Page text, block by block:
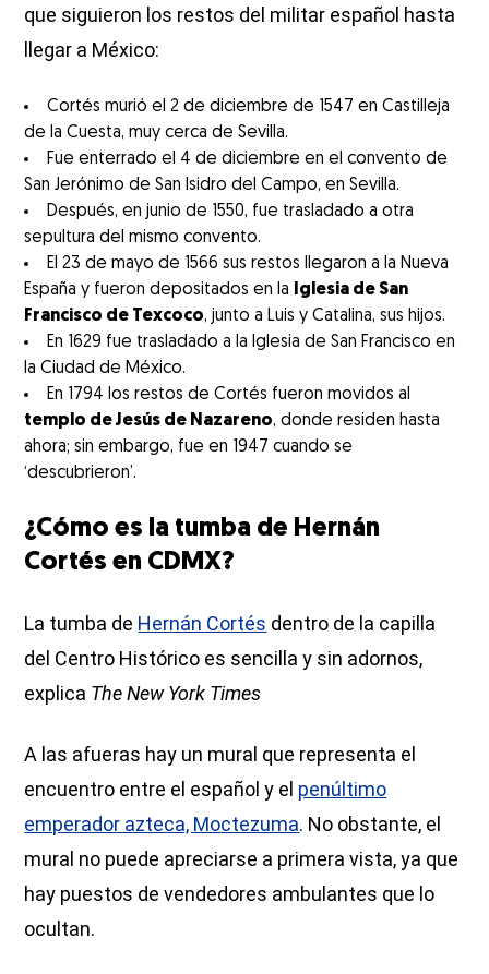
que siguieron los restos del militar español hasta
llegar a México:
Cortés murió el 2 de diciembre de 1547 en Castilleja
de la Cuesta, muy cerca de Sevilla.
Fue enterrado el 4 de diciembre en el convento de
San Jerónimo de San Isidro del Campo, en Sevilla.
Después, en junio de 1550, fue trasladado a otra
sepultura del mismo convento.
El 23 de mayo de 1566 sus restos llegaron a la Nueva
España y fueron depositados en la
Iglesia de San
Francisco de Texcoco, junto a Luis y Catalina, sus hijos.
En 1629 fue trasladado a la Iglesia de San Francisco en
la Ciudad de México.
En 1794 los restos de Cortés fueron movidos al
templo de Jesús de Nazareno, donde residen hasta
ahora; sin embargo, fue en 1947 cuando se
‘descubrieron’.
¿Cómo es la tumba de Hernán
Cortés en CDMX?
La tumba de Hernán Cortés dentro de la capilla
del Centro Histórico es sencilla y sin adornos,
explica The New York Times
A las afueras hay un mural que representa el
encuentro entre el español y el penúltimo
emperador azteca, Moctezuma. No obstante, el
mural no puede apreciarse a primera vista, ya que
hay puestos de vendedores ambulantes que lo
ocultan.